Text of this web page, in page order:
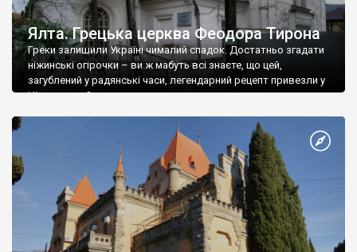
Ялта. Грецька церква Феодора Тирона
Греки залишили Україні чималий спадок. Достатньо згадати
ніжинські огірочки – ви ж мабуть всі знаєте, що цей,
загублений у радянські часи, легендарний рецепт привезли у
Ніжин греки?